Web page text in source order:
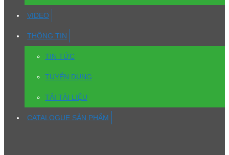
VIDEO
THÔNG TIN
TIN TỨC
TUYỂN DỤNG
TẢI TÀI LIỆU
CATALOGUE SẢN PHẨM